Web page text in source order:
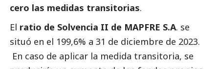
cero las medidas transitorias.
El ratio de Solvencia II de MAPFRE S.A. se
situó en el 199,6% a 31 de diciembre de 2023.
En caso de aplicar la medida transitoria, se